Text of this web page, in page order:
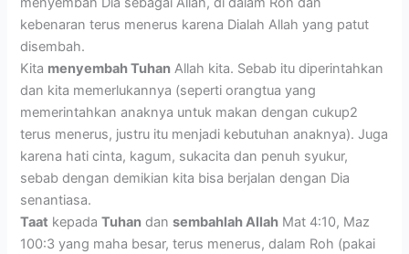
kebenaran terus menerus karena Dialah Allah yang patut
disembah.
Kita menyembah Tuhan Allah kita. Sebab itu diperintahkan
dan kita memerlukannya (seperti orangtua yang
memerintahkan anaknya untuk makan dengan cukup2
terus menerus, justru itu menjadi kebutuhan anaknya). Juga
karena hati cinta, kagum, sukacita dan penuh syukur,
sebab dengan demikian kita bisa berjalan dengan Dia
senantiasa.
Taat kepadaTuhan dansembahlah Allah Mat 4:10, Maz
100:3 yang maha besar, terus menerus, dalam Roh (pakai